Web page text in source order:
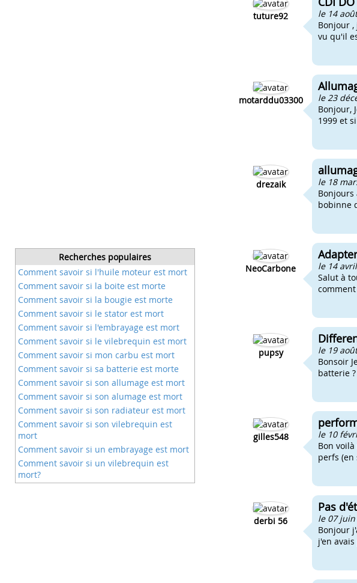
Recherches populaires
Comment savoir si l'huile moteur est mort
Comment savoir si la boite est morte
Comment savoir si la bougie est morte
Comment savoir si le stator est mort
Comment savoir si l'embrayage est mort
Comment savoir si le vilebrequin est mort
Comment savoir si mon carbu est mort
Comment savoir si sa batterie est morte
Comment savoir si son allumage est mort
Comment savoir si son alumage est mort
Comment savoir si son radiateur est mort
Comment savoir si son vilebrequin est
mort
Comment savoir si un embrayage est mort
Comment savoir si un vilebrequin est
mort?
tuture92
le 14
Bonjour
vu qu'il
motarddu03300
le 23
Bonjour,
1999 et
drezaik
le 18
Bonjours
bobinne
NeoCarbone
le 14
Salut à
pupsy
le 19
Bonsoir
batterie
gilles548
le 10
Bon
perfs (en
derbi 56
Pas
le 07 juin
Bonjour
j'en